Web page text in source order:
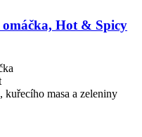
Hot & Spicy
masa a zeleniny